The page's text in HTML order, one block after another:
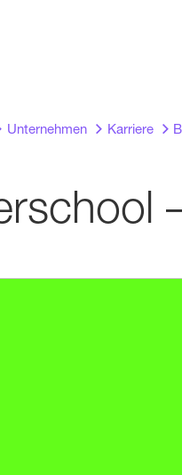
Unternehmen Karriere